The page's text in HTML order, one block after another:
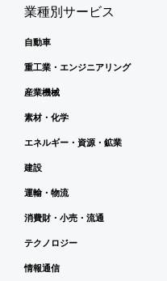
業種別サービス
自動車
重工業・エンジニアリング
産業機械
素材・化学
エネルギー・資源・鉱業
建設
運輸・物流
消費財・小売・流通
テクノロジー
情報通信